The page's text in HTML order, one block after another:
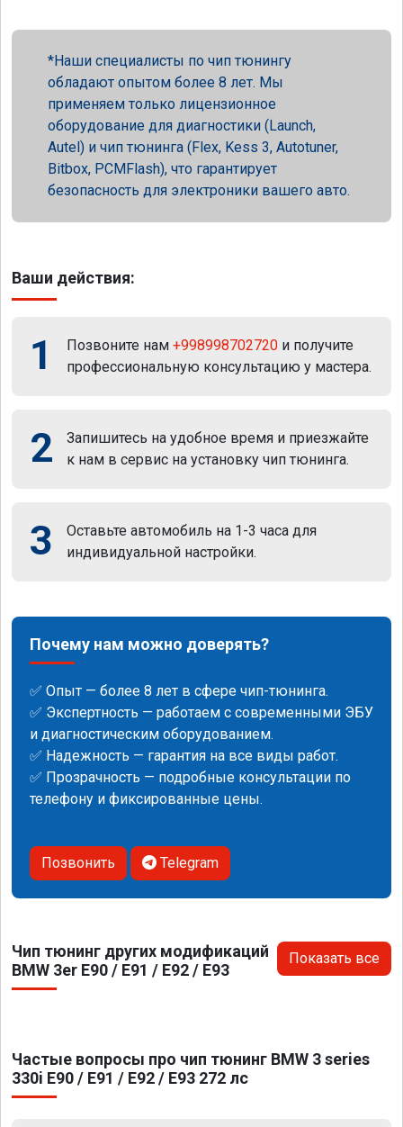
Наши специалисты по чип тюнингу
обладают опытом более 8 лет. Мы
применяем только лицензионное
оборудование для диагностики (Launch,
Autel) и чип тюнинга (Flex, Kess 3, Autotuner,
Bitbox, PCMFlash), что гарантирует
безопасность для электроники вашего авто.
Ваши действия:
1 Позвоните нам +998998702720 и получите
профессиональную консультацию у мастера.
2
Запишитесь на удобное время и приезжайте
к нам в сервис на установку чип тюнинга.
3
Оставьте автомобиль на 1-3 часа для
индивидуальной настройки.
Почему нам можно доверять?
✅ Опыт — более 8 лет в сфере чип-тюнинга.
✅ Экспертность — работаем с современными ЭБУ
и диагностическим оборудованием.
✅ Надежность — гарантия на все виды работ.
✅ Прозрачность — подробные консультации по
телефону и фиксированные цены.
Позвонить Telegram
Чип тюнинг других модификаций
BMW 3er E90 / E91 / E92 / E93
Показать все
Частые вопросы про чип тюнинг BMW 3 series
330i E90 / E91 / E92 / E93 272 лс